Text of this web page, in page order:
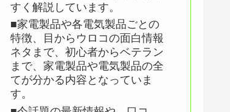
すく解説しています。
■家電製品や各電気製品ごとの
特徴、目からウロコの面白情報
ネタまで、初心者からベテラン
まで、家電製品や電気製品の全
てが分かる内容となっていま
す。